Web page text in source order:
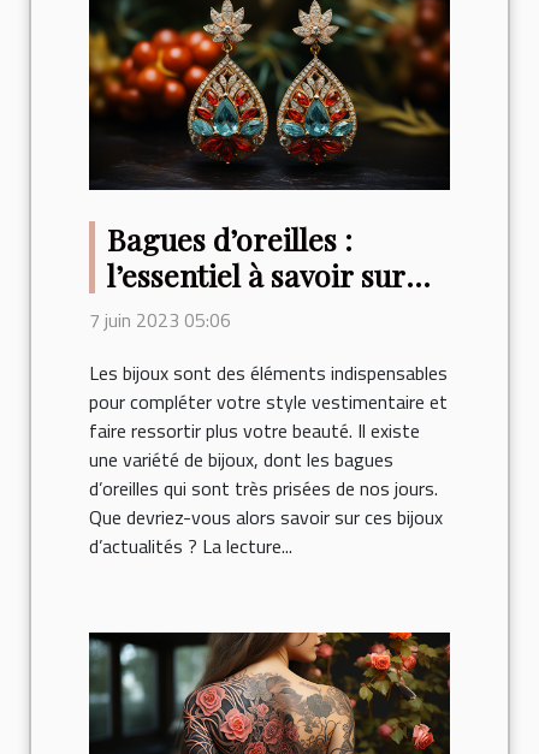
Bagues d’oreilles :
l’essentiel à savoir sur
ces bijoux d’actualité
7 juin 2023 05:06
Les bijoux sont des éléments indispensables
pour compléter votre style vestimentaire et
faire ressortir plus votre beauté. Il existe
une variété de bijoux, dont les bagues
d’oreilles qui sont très prisées de nos jours.
Que devriez-vous alors savoir sur ces bijoux
d’actualités ? La lecture...